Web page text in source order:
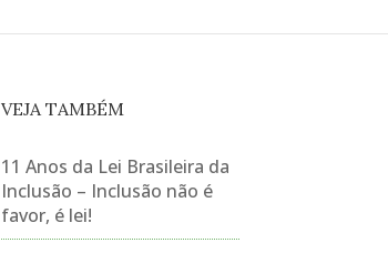
VEJA TAMBÉM
11 Anos da Lei Brasileira da
Inclusão – Inclusão não é
favor, é lei!